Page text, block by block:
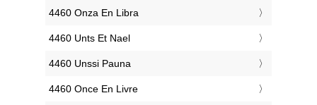
‎4460 Onza En Libra
‎4460 Unts Et Nael
‎4460 Unssi Pauna
‎4460 Once En Livre